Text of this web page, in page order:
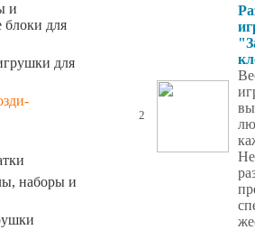
и
блоки для
для
наборы и
2